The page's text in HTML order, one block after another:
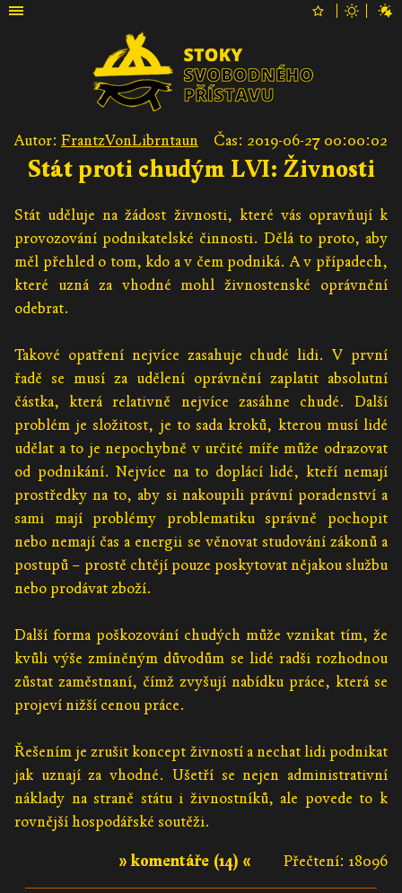
Autor: FrantzVonLibrntaun Čas: 2019-06-27 00:00:02
Stát proti chudým LVI: Živnosti
Stát uděluje na žádost živnosti, které vás opravňují k
provozování podnikatelské činnosti. Dělá to proto, aby
měl přehled o tom, kdo a v čem podniká. A v případech,
které uzná za vhodné mohl živnostenské oprávnění
odebrat.
Takové opatření nejvíce zasahuje chudé lidi. V první
řadě se musí za udělení oprávnění zaplatit absolutní
částka, která relativně nejvíce zasáhne chudé. Další
problém je složitost, je to sada kroků, kterou musí lidé
udělat a to je nepochybně v určité míře může odrazovat
od podnikání. Nejvíce na to doplácí lidé, kteří nemají
prostředky na to, aby si nakoupili právní poradenství a
sami mají problémy problematiku správně pochopit
nebo nemají čas a energii se věnovat studování zákonů a
postupů – prostě chtějí pouze poskytovat nějakou službu
nebo prodávat zboží.
Další forma poškozování chudých může vznikat tím, že
kvůli výše zmíněným důvodům se lidé radši rozhodnou
zůstat zaměstnaní, čímž zvyšují nabídku práce, která se
projeví nižší cenou práce.
Řešením je zrušit koncept živností a nechat lidi podnikat
jak uznají za vhodné. Ušetří se nejen administrativní
náklady na straně státu i živnostníků, ale povede to k
rovnější hospodářské soutěži.
Přečtení: 18096
» komentáře (14) «